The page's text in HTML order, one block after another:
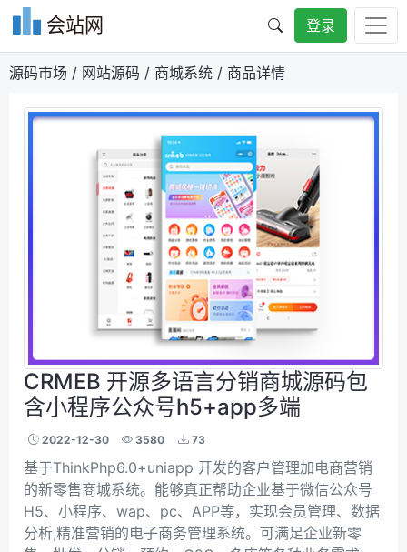
会站网 登录
源码市场 / 网站源码 / 商城系统 / 商品详情
CRMEB 开源多语言分销商城源码包
含小程序公众号h5+app多端
2022-12-30 3580 73
基于ThinkPhp6.0+uniapp 开发的客户管理加电商营销
的新零售商城系统。能够真正帮助企业基于微信公众号
H5、小程序、wap、pc、APP等，实现会员管理、数据
分析,精准营销的电子商务管理系统。可满足企业新零